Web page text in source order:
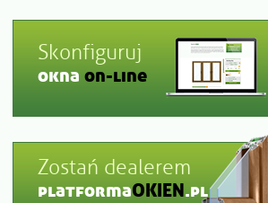
Skonfiguruj
okna on-line
Zostań dealerem
platformaOKIEN.pl